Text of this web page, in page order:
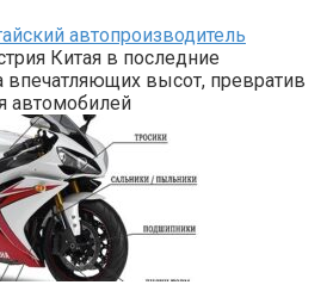
автопроизводитель
Китая в последние
впечатляющих высот, превратив
автомобилей